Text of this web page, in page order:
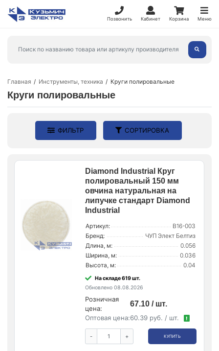
Позвонить Кабинет Корзина Меню
Главная Инструменты, техника Круги полировальные
Круги полировальные
ФИЛЬТР СОРТИРОВКА
Diamond Industrial Круг
полировальный 150 мм
овчина натуральная на
липучке стандарт Diamond
Industrial
Артикул:
В16-003
Бренд:
ЧУП Элект Белтиз
Длина, м:
0.056
Ширина, м:
0.036
Высота, м:
0.04
На складе 619 шт.
Обновлено 08.08.2026
Розничная
цена:
67.10 / шт.
Оптовая цена:60.39 руб. / шт. !
- + КУПИТЬ